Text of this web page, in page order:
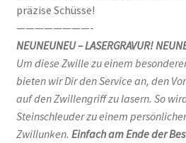
präzise Schüsse!
————————-
NEUNEUNEU – LASERGRAVUR!
Um diese Zwille zu einem
bieten wir Dir den Service an, den
auf den Zwillengriff zu lasern. So
Steinschleuder zu einem
Zwillunken. Einfach am Ende der